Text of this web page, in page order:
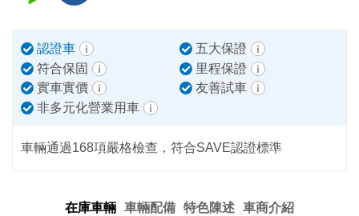
認證車
五大保證
符合保固
里程保證
實車實價
友善試車
非多元化營業用車
車輛通過168項嚴格檢查，符合SAVE認證標準
在庫車輛 車輛配備 特色陳述 車商介紹